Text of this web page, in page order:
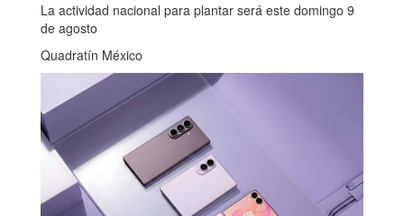
La actividad nacional para plantar será este domingo 9
de agosto
Quadratín México